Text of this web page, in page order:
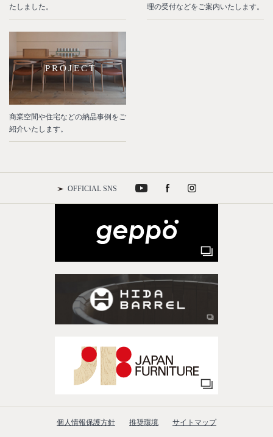
たしました。
理の受付などをご案内いたします。
PROJECT
商業空間や住宅などの納品事例をご
紹介いたします。
OFFICIAL SNS
個人情報保護方針 推奨環境 サイトマップ